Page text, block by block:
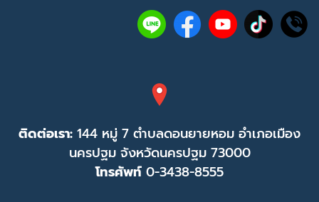
ติดต่อเรา: 144 หมู่ 7 ตำบลดอนยายหอม อำเภอเมือง
นครปฐม จังหวัดนครปฐม 73000
โทรศัพท์ 0-3438-8555